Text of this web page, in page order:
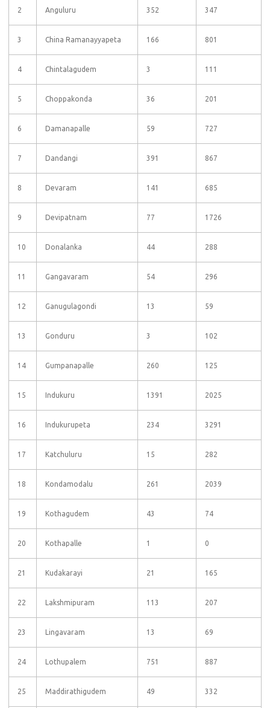
2 Anguluru 352 347
3 China Ramanayyapeta 166 801
4 Chintalagudem 3 111
5 Choppakonda 36 201
6 Damanapalle 59 727
7 Dandangi 391 867
8 Devaram 141 685
9 Devipatnam 77 1726
10 Donalanka 44 288
11 Gangavaram 54 296
12 Ganugulagondi 13 59
13 Gonduru 3 102
14 Gumpanapalle 260 125
15 Indukuru 1391 2025
16 Indukurupeta 234 3291
17 Katchuluru 15 282
18 Kondamodalu 261 2039
19 Kothagudem 43 74
20 Kothapalle 1 0
21 Kudakarayi 21 165
22 Lakshmipuram 113 207
23 Lingavaram 13 69
24 Lothupalem 751 887
25 Maddirathigudem 49 332